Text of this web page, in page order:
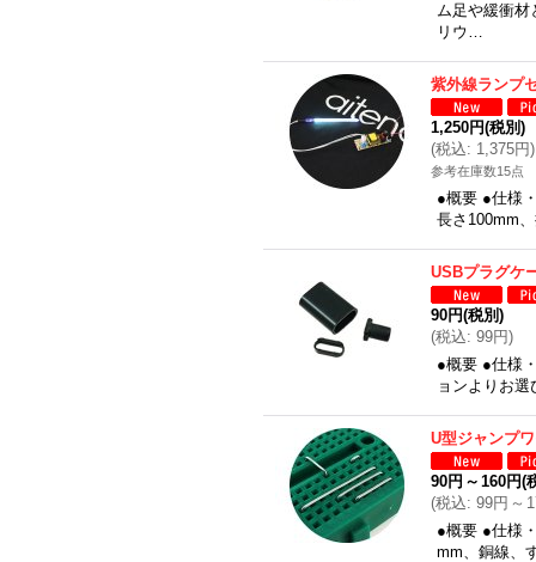
ム足や緩衝材
リウ…
紫外線ランプ
1,250円(税別)
(税込: 1,375円)
参考在庫数15点
●概要 ●仕様
長さ100mm
USBプラグケ
90円(税別)
(税込: 99円)
●概要 ●仕様
ョンよりお
U型ジャンプ
90円 ～ 160円(
(税込: 99円 ～
●概要 ●仕様
mm、銅線、